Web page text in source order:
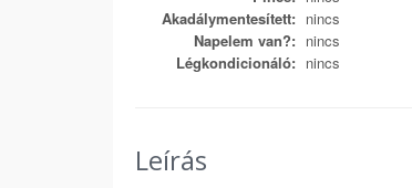
Akadálymentesített: nincs
Napelem van?: nincs
Légkondicionáló: nincs
Leírás